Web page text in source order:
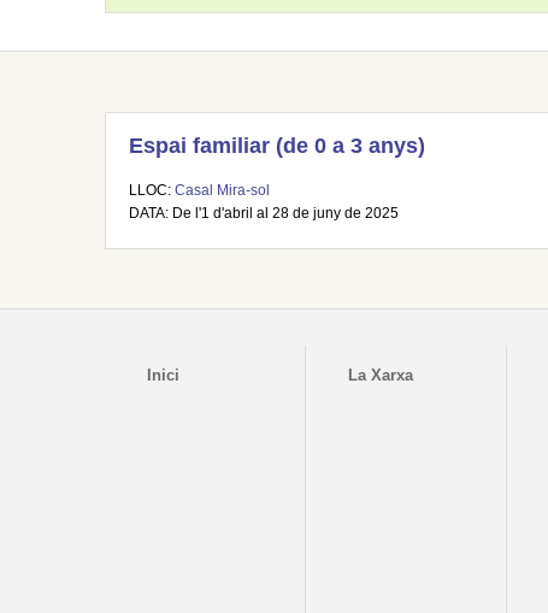
Espai familiar (de 0 a 3 anys)
LLOC: Casal Mira-sol
DATA: De l'1 d'abril al 28 de juny de 2025
Inici La Xarxa